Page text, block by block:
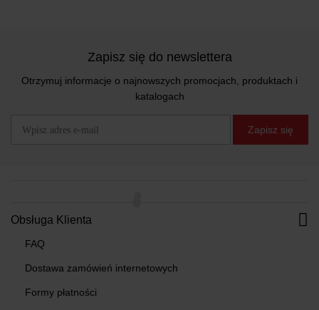
Zapisz się do newslettera
Otrzymuj informacje o najnowszych promocjach, produktach i
katalogach
Zapisz się
Obsługa Klienta
FAQ
Dostawa zamówień internetowych
Formy płatności